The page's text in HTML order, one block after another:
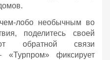
лобо необычным во
поделитесь своей
обратной связи
фиксирует